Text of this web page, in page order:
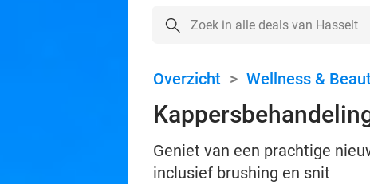
Overzicht > Wellness &
Geniet van een prachtige
inclusief brushing en snit